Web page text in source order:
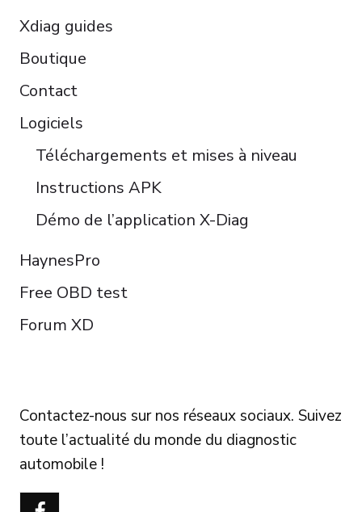
Xdiag guides
Boutique
Contact
Logiciels
Téléchargements et mises à niveau
Instructions APK
Démo de l’application X-Diag
HaynesPro
Free OBD test
Forum XD
Contactez-nous sur nos réseaux sociaux. Suivez
toute l’actualité du monde du diagnostic
automobile !